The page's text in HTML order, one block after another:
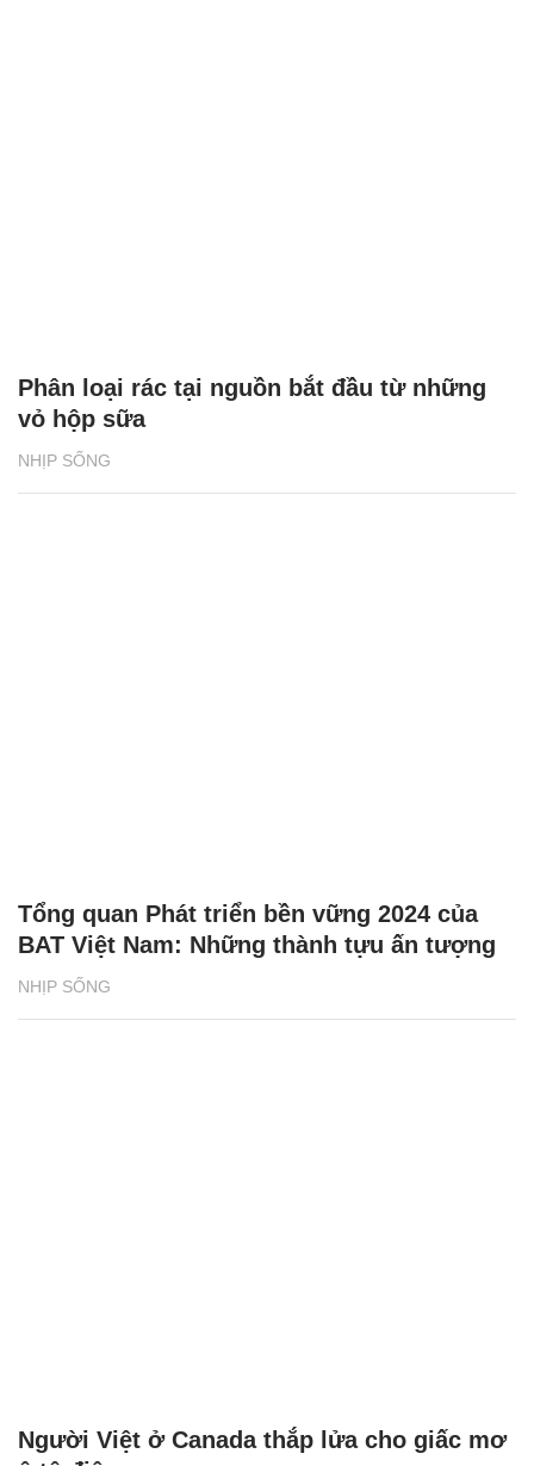
NHỊP SỐNG
Phân loại rác tại nguồn bắt đầu từ những
vỏ hộp sữa
NHỊP SỐNG
Tổng quan Phát triển bền vững 2024 của
BAT Việt Nam: Những thành tựu ấn tượng
Người Việt ở Canada thắp lửa cho giấc mơ